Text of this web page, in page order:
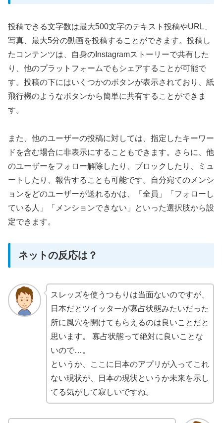
投稿できる文字数は最大500文字のテキスト投稿やURL、
写真、最大5分の動画を投稿することができます。投稿し
たコンテンツは、自身のInstagramストーリーで共有した
り、他のプラットフォームでもシェアすることが可能で
す。投稿の下にはいくつかのボタンが表示されており、紙
飛行機のようなボタンから簡単に共有することができま
す。
また、他のユーザーの投稿に対しては、指定したキーワー
ドを含む場合に非表示にすることもできます。さらに、他
のユーザーをフォロー解除したり、ブロックしたり、ミュ
ートしたり、報告することも可能です。自分宛てのメンシ
ョンをどのユーザーが送れるかは、「全員」「フォローし
ている人」「メンションできない」といった選択肢から設
定できます。
ネットの反応は？
スレッズを使うつもりは当面ないのですが、
日本だとツイッターが寡占状態みたいだった
所に風穴を開けてもらえるのは良いことだと
思います。 寡占状態って絶対に良いことな
いので…。
というか、ここに日本のアプリが入ってこれ
ない現状が、日本の現状というか未来を示し
てる気がして寂しいですね。